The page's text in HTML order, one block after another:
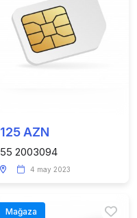
125 AZN
55 2003094
4 may 2023
Mağaza